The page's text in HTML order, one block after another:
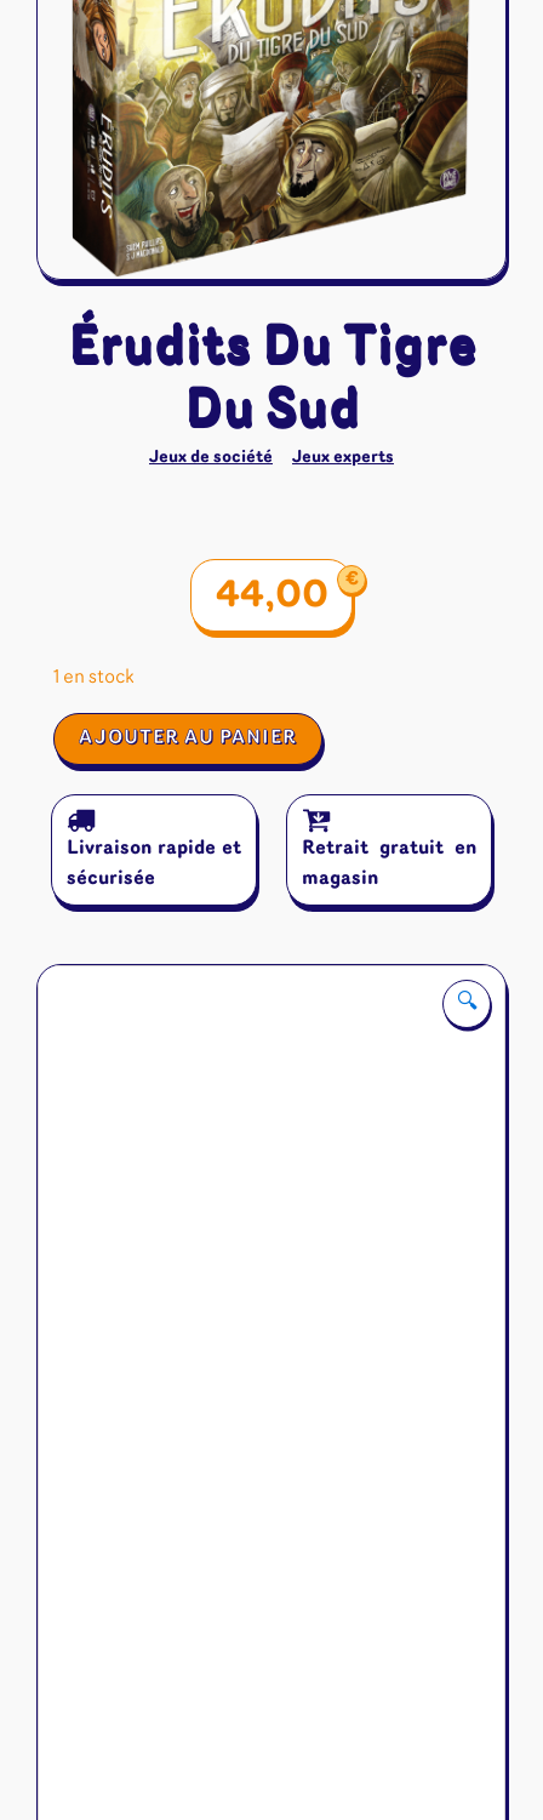
Naruto Mythos
Autres
Tapis de jeu
🔍
Érudits Du Tigre
Du Sud
Jeux de société Jeux experts
44,00 €
1 en stock
quantité
de
Du
Tigre
Sud
AJOUTER AU PANIER
Livraison rapide et
sécurisée
Retrait gratuit en
magasin